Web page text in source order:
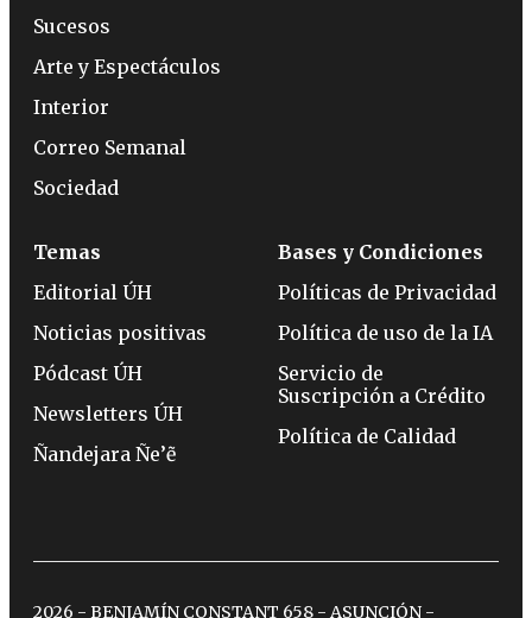
Sucesos
Arte y Espectáculos
Interior
Correo Semanal
Sociedad
Temas
Editorial ÚH
Noticias positivas
Pódcast ÚH
Newsletters ÚH
Ñandejara Ñe’ẽ
Bases y Condiciones
Políticas de Privacidad
Política de uso de la IA
Servicio de
Suscripción a Crédito
Política de Calidad
2026 - BENJAMÍN CONSTANT 658 - ASUNCIÓN -